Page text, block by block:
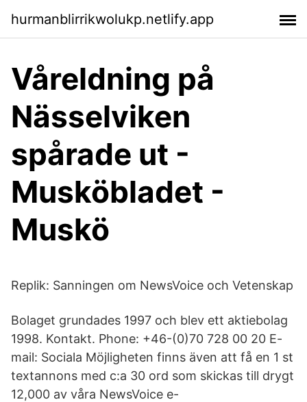
hurmanblirrikwolukp.netlify.app
Våreldning på
Nässelviken
spårade ut -
Musköbladet -
Muskö
Replik: Sanningen om NewsVoice och Vetenskap
Bolaget grundades 1997 och blev ett aktiebolag
1998. Kontakt. Phone: +46-(0)70 728 00 20 E-
mail: Sociala Möjligheten finns även att få en 1 st
textannons med c:a 30 ord som skickas till drygt
12,000 av våra NewsVoice e-